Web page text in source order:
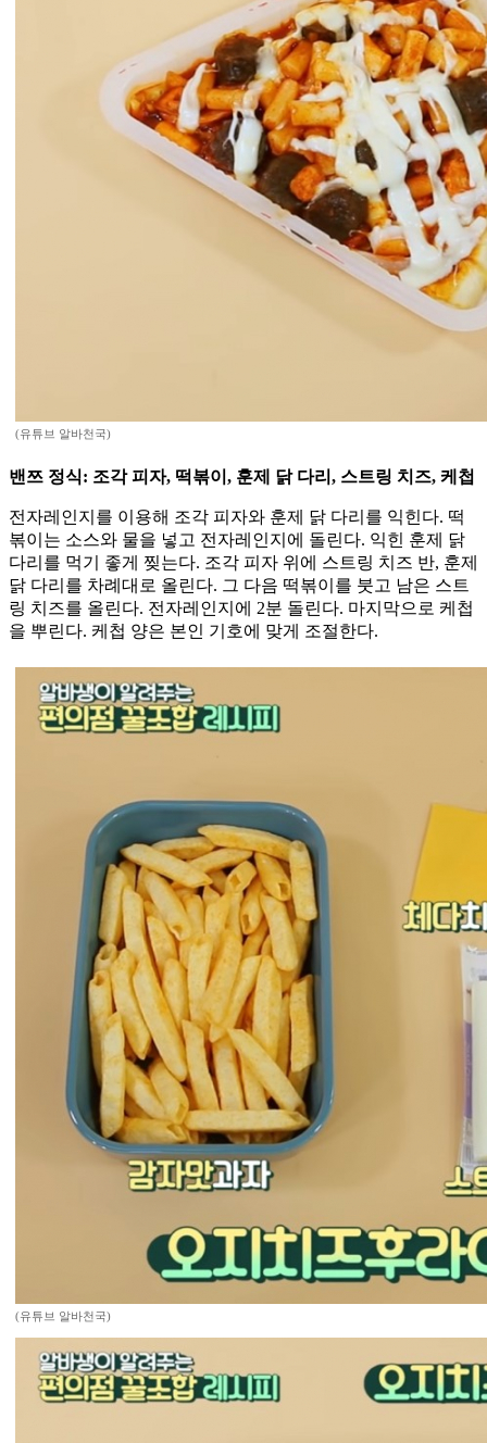
(유튜브 알바천국)
밴쯔 정식: 조각 피자, 떡볶이, 훈제 닭 다리, 스트링 치즈, 케첩
전자레인지를 이용해 조각 피자와 훈제 닭 다리를 익힌다. 떡
볶이는 소스와 물을 넣고 전자레인지에 돌린다. 익힌 훈제 닭
다리를 먹기 좋게 찢는다. 조각 피자 위에 스트링 치즈 반, 훈제
닭 다리를 차례대로 올린다. 그 다음 떡볶이를 붓고 남은 스트
링 치즈를 올린다. 전자레인지에 2분 돌린다. 마지막으로 케첩
을 뿌린다. 케첩 양은 본인 기호에 맞게 조절한다.
(유튜브 알바천국)